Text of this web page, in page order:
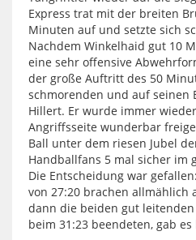
Express trat mit der breiten
Minuten auf und setzte sich
Nachdem Winkelhaid gut 10
eine sehr offensive
der große Auftritt des 50
schmorenden und auf seinen
Hillert. Er wurde immer
Angriffsseite wunderbar
Ball unter dem riesen Jubel
Handballfans 5 mal sicher im
Die Entscheidung war
von 27:20 brachen allmählich
dann die beiden gut
beim 31:23 beendeten, gab